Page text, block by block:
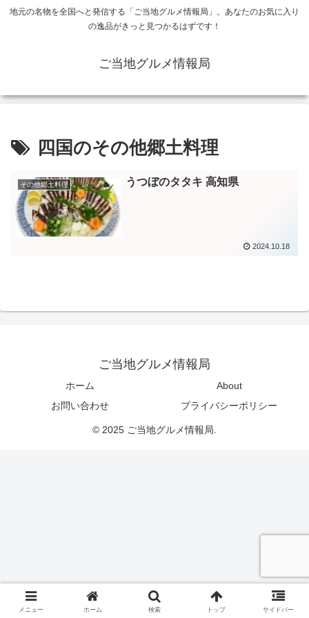
地元の名物を全国へと発信する「ご当地グルメ情報局」。あなたのお気に入り
の逸品がきっと見つかるはずです！
ご当地グルメ情報局
四国のその他郷土料理
その他郷土料理 うつぼのタタキ 高知県
2024.10.18
ご当地グルメ情報局
ホーム
About
お問い合わせ
プライバシーポリシー
© 2025 ご当地グルメ情報局.
メニュー ホーム 検索 トップ サイドバー